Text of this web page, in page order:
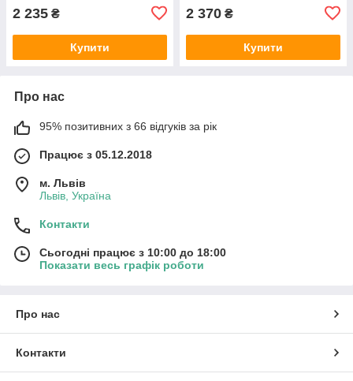
2 235 ₴
Купити
2 370 ₴
Купити
Про нас
95% позитивних з 66 відгуків за рік
Працює з 05.12.2018
м. Львів
Львів, Україна
Контакти
Сьогодні працює з 10:00 до 18:00
Показати весь графік роботи
Про нас
Контакти